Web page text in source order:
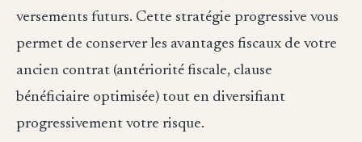
versements futurs. Cette stratégie progressive vous
permet de conserver les avantages fiscaux de votre
ancien contrat (antériorité fiscale, clause
bénéficiaire optimisée) tout en diversifiant
progressivement votre risque.